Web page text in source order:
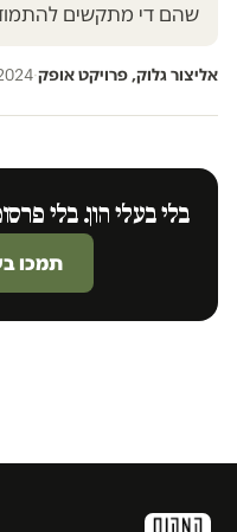
שהם די מתקשים
אליצור גלוק, פרויקט אופק·
בלי בעלי הון. בלי
תמכו